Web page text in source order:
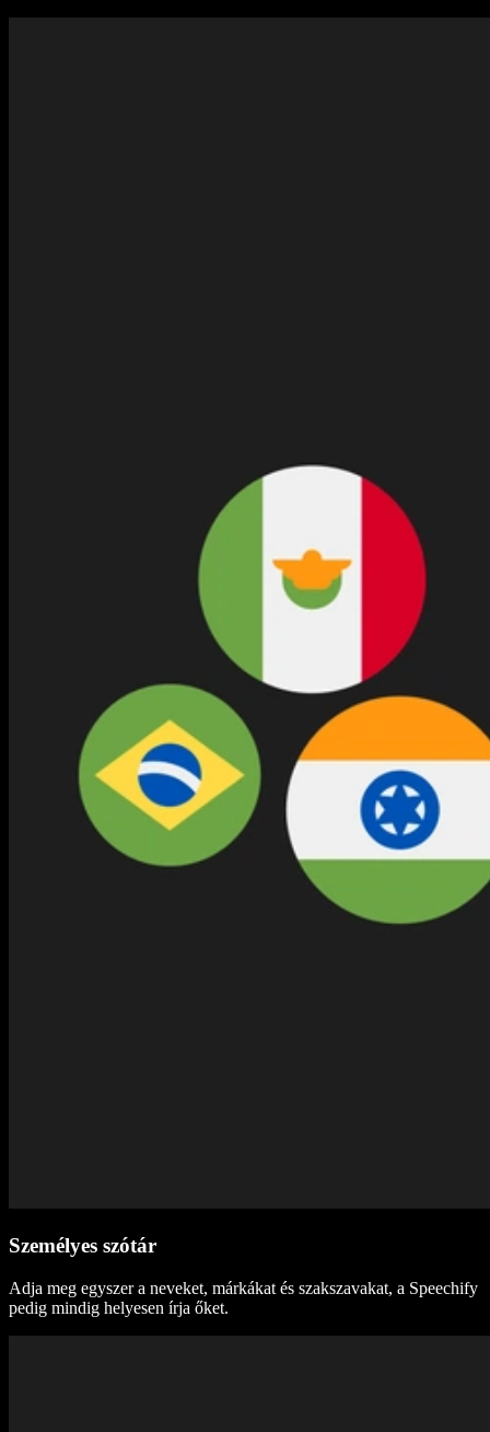
Személyes szótár
Adja meg egyszer a neveket, márkákat és szakszavakat, a Speechify
pedig mindig helyesen írja őket.